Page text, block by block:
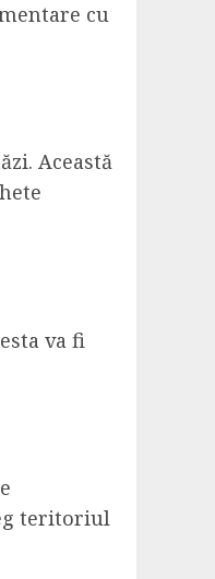
cu
Această
va fi
teritoriul